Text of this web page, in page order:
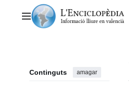
contingutMenú principal
Continguts amagar